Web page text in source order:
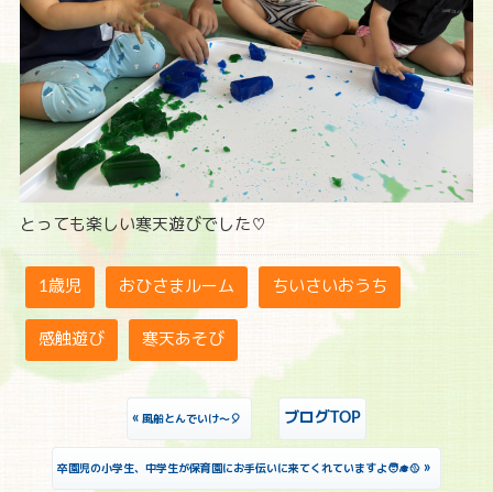
とっても楽しい寒天遊びでした♡
1歳児 おひさまルーム ちいさいおうち
感触遊び 寒天あそび
« 風船とんでいけ～🎈 ブログTOP
卒園児の小学生、中学生が保育園にお手伝いに来てくれていますよ🧑‍🎓🥎 »